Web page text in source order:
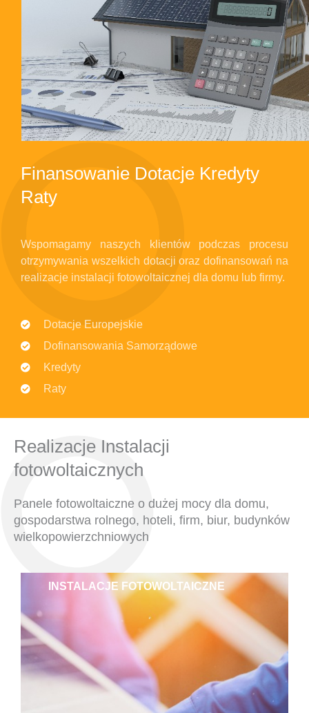
Finansowanie Dotacje Kredyty
Raty
Wspomagamy naszych klientów podczas procesu
otrzymywania wszelkich dotacji oraz dofinansowań na
realizacje instalacji fotowoltaicznej dla domu lub firmy.
Dotacje Europejskie
Dofinansowania Samorządowe
Kredyty
Raty
Realizacje Instalacji
fotowoltaicznych
Panele fotowoltaiczne o dużej mocy dla domu,
gospodarstwa rolnego, hoteli, firm, biur, budynków
wielkopowierzchniowych
INSTALACJE FOTOWOLTAICZNE